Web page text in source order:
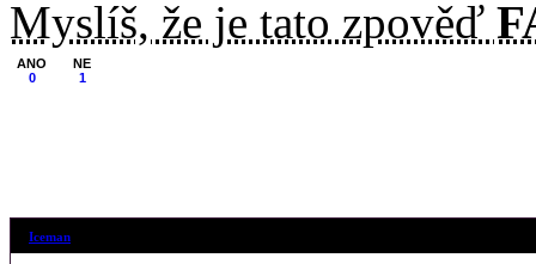
Myslíš, že je tato zpověď
ANO
0
NE
1
Iceman